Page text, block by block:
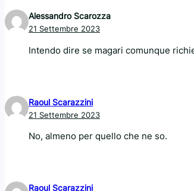
Alessandro Scarozza
21 Settembre 2023
Intendo dire se magari comunque
Raoul Scarazzini
21 Settembre 2023
No, almeno per quello che ne so.
Raoul Scarazzini